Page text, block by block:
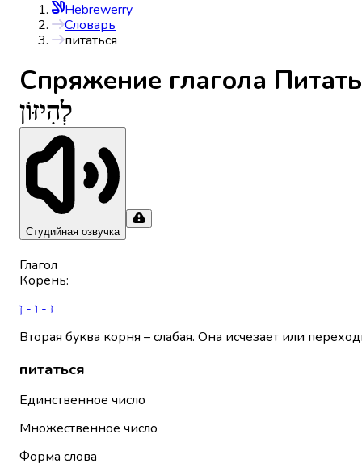
Hebrewerry
Словарь
питаться
Спряжениe глагола
לְהִיזּוֹן
Студийная озвучка
Глагол
Корень:
ז - ו - ן
Вторая буква корня – слабая. Она исчезает или
питаться
Единственное число
Множественное число
Форма слова